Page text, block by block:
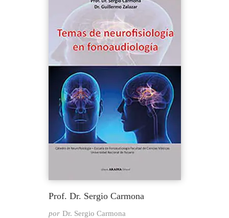
Prof. Dr. Sergio Carmona
por Dr. Sergio Carmona